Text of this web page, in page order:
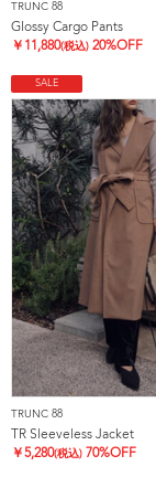
TRUNC 88
Glossy Cargo Pants
￥ 11,880(税込) 20%OFF
SALE
TRUNC 88
TR Sleeveless Jacket
￥5,280(税込) 70%OFF